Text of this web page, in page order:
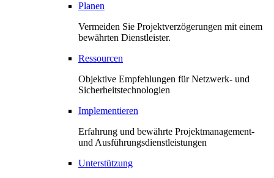
Planen
Vermeiden Sie Projektverzögerungen mit einem
bewährten Dienstleister.
Ressourcen
Objektive Empfehlungen für Netzwerk- und
Sicherheitstechnologien
Implementieren
Erfahrung und bewährte Projektmanagement-
und Ausführungsdienstleistungen
Unterstützung